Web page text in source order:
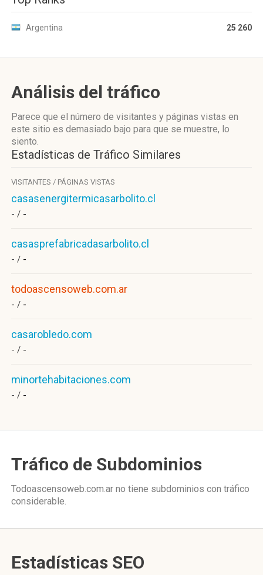
Argentina 25 260
Análisis del tráfico
Parece que el número de visitantes y páginas vistas en
este sitio es demasiado bajo para que se muestre, lo
siento.
Estadísticas de Tráfico Similares
VISITANTES / PÁGINAS VISTAS
casasenergitermicasarbolito.cl
- / -
casasprefabricadasarbolito.cl
- / -
todoascensoweb.com.ar
- / -
casarobledo.com
- / -
minortehabitaciones.com
- / -
Tráfico de Subdominios
Todoascensoweb.com.ar no tiene subdominios con tráfico
considerable.
Estadísticas SEO